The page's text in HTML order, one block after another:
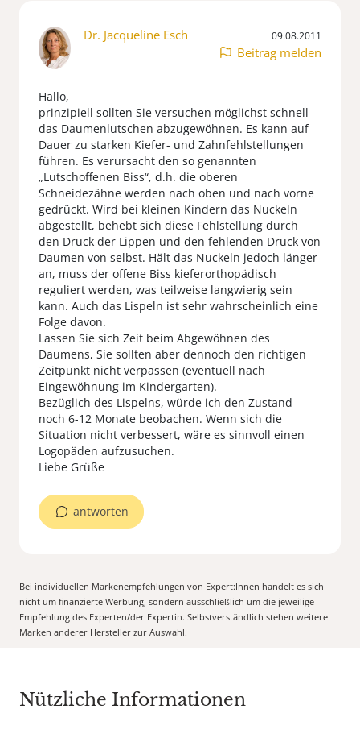
Dr. Jacqueline Esch 09.08.2011
Beitrag melden
Hallo,
prinzipiell sollten Sie versuchen möglichst schnell
das Daumenlutschen abzugewöhnen. Es kann auf
Dauer zu starken Kiefer- und Zahnfehlstellungen
führen. Es verursacht den so genannten
„Lutschoffenen Biss“, d.h. die oberen
Schneidezähne werden nach oben und nach vorne
gedrückt. Wird bei kleinen Kindern das Nuckeln
abgestellt, behebt sich diese Fehlstellung durch
den Druck der Lippen und den fehlenden Druck von
Daumen von selbst. Hält das Nuckeln jedoch länger
an, muss der offene Biss kieferorthopädisch
reguliert werden, was teilweise langwierig sein
kann. Auch das Lispeln ist sehr wahrscheinlich eine
Folge davon.
Lassen Sie sich Zeit beim Abgewöhnen des
Daumens, Sie sollten aber dennoch den richtigen
Zeitpunkt nicht verpassen (eventuell nach
Eingewöhnung im Kindergarten).
Bezüglich des Lispelns, würde ich den Zustand
noch 6-12 Monate beobachen. Wenn sich die
Situation nicht verbessert, wäre es sinnvoll einen
Logopäden aufzusuchen.
Liebe Grüße
antworten
Bei individuellen Markenempfehlungen von Expert:Innen handelt es sich
nicht um finanzierte Werbung, sondern ausschließlich um die jeweilige
Empfehlung des Experten/der Expertin. Selbstverständlich stehen weitere
Marken anderer Hersteller zur Auswahl.
Nützliche Informationen